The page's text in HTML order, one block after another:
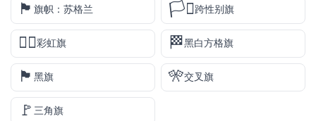
🏴󠁧󠁢󠁳󠁣󠁴󠁿 旗帜：苏格兰 🏳️‍⚧️跨性别旗
🏳️‍🌈彩虹旗 🏁黑白方格旗
🏴 黑旗 🎌交叉旗
🚩 三角旗